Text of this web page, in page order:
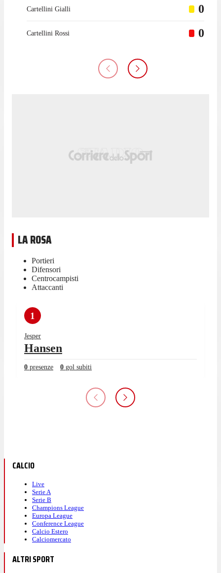
Cartellini Gialli 0
Cartellini Rossi 0
LA ROSA
Portieri
Difensori
Centrocampisti
Attaccanti
1
Jesper
Hansen
0 presenze 0 gol subiti
CALCIO
Live
Serie A
Serie B
Champions League
Europa League
Conference League
Calcio Estero
Calciomercato
ALTRI SPORT